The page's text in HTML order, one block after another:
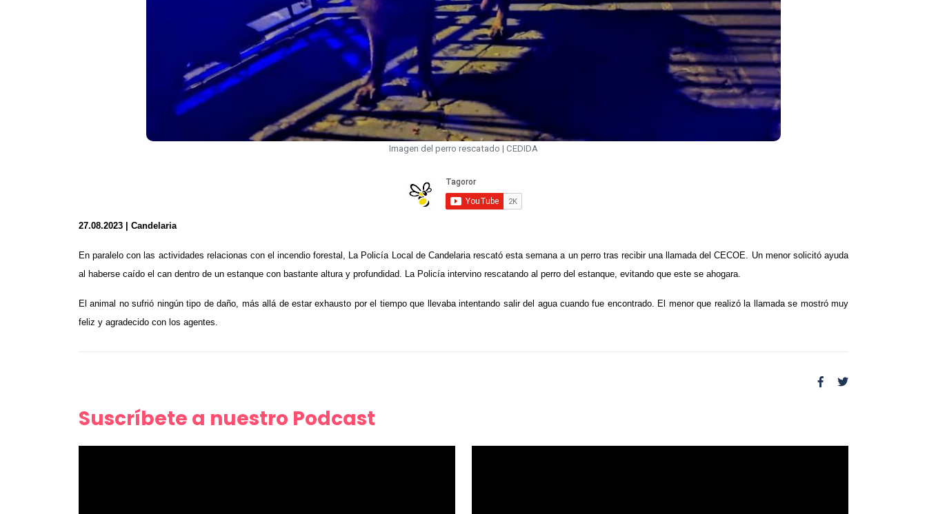
Imagen del perro rescatado | CEDIDA
27.08.2023 | Candelaria
En paralelo con las actividades relacionas con el incendio forestal, La Policía Local de Candelaria rescató esta semana a un perro tras recibir una llamada del CECOE. Un menor solicitó ayuda
al haberse caído el can dentro de un estanque con bastante altura y profundidad. La Policía intervino rescatando al perro del estanque, evitando que este se ahogara.
El animal no sufrió ningún tipo de daño, más allá de estar exhausto por el tiempo que llevaba intentando salir del agua cuando fue encontrado. El menor que realizó la llamada se mostró muy
feliz y agradecido con los agentes.
Suscríbete a nuestro Podcast